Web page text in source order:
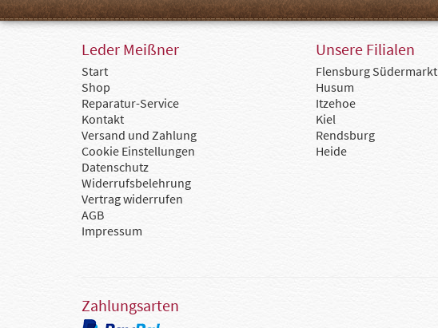
Leder Meißner
Start
Shop
Reparatur-Service
Kontakt
Versand und Zahlung
Cookie Einstellungen
Datenschutz
Widerrufsbelehrung
Vertrag widerrufen
AGB
Impressum
Unsere Filialen
Flensburg Südermarkt
Husum
Itzehoe
Kiel
Rendsburg
Heide
Zahlungsarten